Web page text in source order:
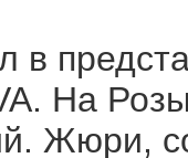
На
Жюри,